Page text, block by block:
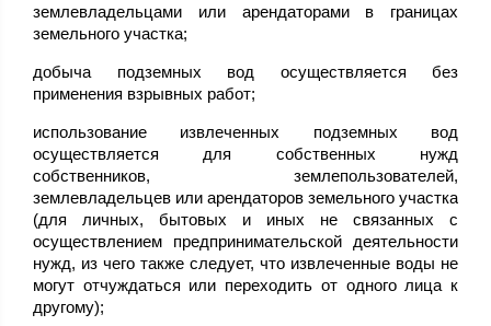
землевладельцами или арендаторами в границах
земельного участка;
добыча подземных вод осуществляется без
применения взрывных работ;
использование извлеченных подземных вод
осуществляется для собственных нужд
собственников, землепользователей,
землевладельцев или арендаторов земельного участка
(для личных, бытовых и иных не связанных с
осуществлением предпринимательской деятельности
нужд, из чего также следует, что извлеченные воды не
могут отчуждаться или переходить от одного лица к
другому);